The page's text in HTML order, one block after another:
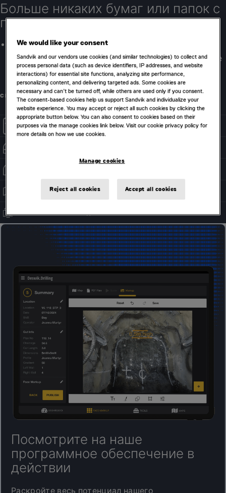
Больше никаких бумаг или папок с
планами
Всегда имейте под рукой самый свежий план. С
легкостью узнавайте, для каких забоев есть новые
планы, а для каких они вот-вот устареют.
СВЯЗАТЬСЯ С НАМИ
САМЫЕ СВЕЖИЕ ПЛАНЫ
КАРТЫ
Посмотрите на наше
программное обеспечение в
действии
Раскройте весь потенциал нашего
We would like your consent
Sandvik and our vendors use cookies (and similar technologies) to collect and
process personal data (such as device identifiers, IP addresses, and website
interactions) for essential site functions, analyzing site performance,
personalizing content, and delivering targeted ads. Some cookies are
necessary and can’t be turned off, while others are used only if you consent.
The consent-based cookies help us support Sandvik and individualize your
website experience. You may accept or reject all such cookies by clicking the
appropriate button below. You can also consent to cookies based on their
purposes via the manage cookies link below. Visit our cookie privacy policy for
more details on how we use cookies.
Manage cookies
Reject all cookies Accept all cookies